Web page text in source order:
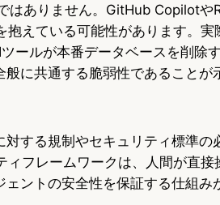
はありません。GitHub Copilot
抱えている可能性があります。
ールが本番データベースを削除
に共通する脆弱性であることが
する規制やセキュリティ標準の
ィフレームワークは、人間が直
ントの安全性を保証する仕組み